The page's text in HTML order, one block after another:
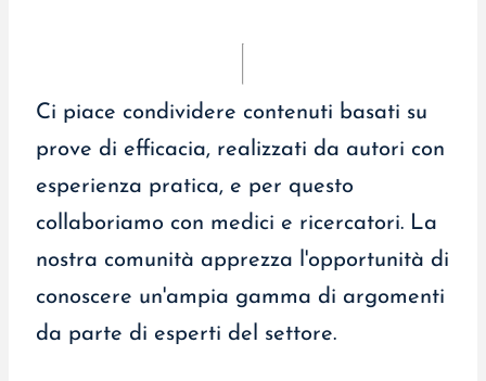
Ci piace condividere contenuti basati su
prove di efficacia, realizzati da autori con
esperienza pratica, e per questo
collaboriamo con medici e ricercatori. La
nostra comunità apprezza l'opportunità di
conoscere un'ampia gamma di argomenti
da parte di esperti del settore.